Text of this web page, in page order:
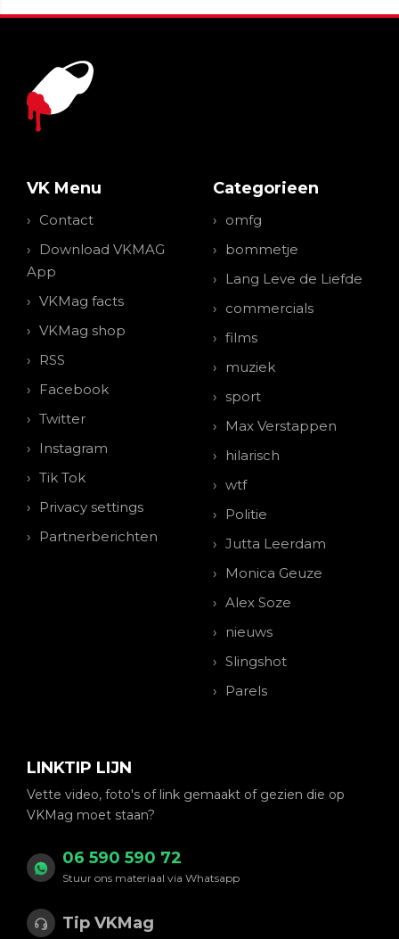
VK Menu
Contact
Download VKMAG
App
VKMag facts
VKMag shop
RSS
Facebook
Twitter
Instagram
Tik Tok
Privacy settings
Partnerberichten
Categorieen
omfg
bommetje
Lang Leve de Liefde
commercials
films
muziek
sport
Max Verstappen
hilarisch
wtf
Politie
Jutta Leerdam
Monica Geuze
Alex Soze
nieuws
Slingshot
Parels
LINKTIP LIJN
Vette video, foto's of link gemaakt of gezien die op
VKMag moet staan?
06 590 590 72
Stuur ons materiaal via Whatsapp
Tip VKMag